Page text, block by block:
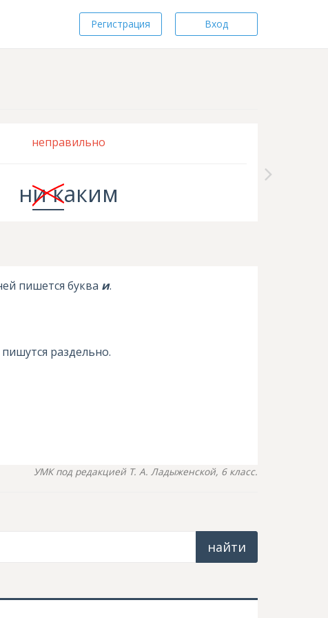
Регистрация Вход
неправильно
ни каким
пишется буква и.
раздельно.
УМК под редакцией Т. А. Ладыженской, 6 класс.
найти